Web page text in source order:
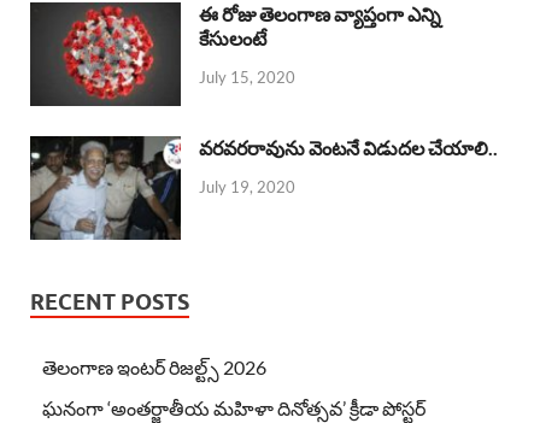
ఈ రోజు తెలంగాణ వ్యాప్తంగా ఎన్ని
కేసులంటే
July 15, 2020
వరవరరావును వెంటనే విడుదల చేయాలి..
July 19, 2020
RECENT POSTS
తెలంగాణ ఇంటర్ రిజల్ట్స్ 2026
ఘనంగా ‘అంతర్జాతీయ మహిళా దినోత్సవ’ క్రీడా పోస్టర్